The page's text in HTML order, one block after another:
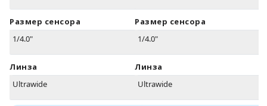
Размер сенсора
1/4.0"
Линза
Ultrawide
Размер сенсора
1/4.0"
Линза
Ultrawide